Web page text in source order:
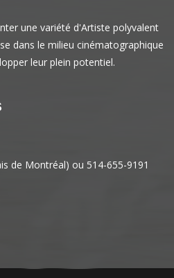
une variété d'Artiste polyvalent
dans le milieu cinématographique
leur plein potentiel.
de Montréal) ou 514-655-9191